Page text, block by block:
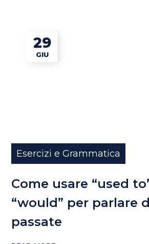
29
GIU
Esercizi e Grammatica
Come usare “used
“would” per parlare
passate